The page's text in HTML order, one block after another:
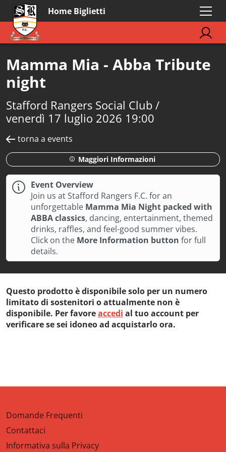
Home Biglietti
Mamma Mia - Abba Tribute
night
Stafford Rangers Social Club /
venerdì 17 luglio 2026 19:00
torna a events
Maggiori Informazioni
Event Overview
Join us at Stafford Rangers F.C. for an
unforgettable Mamma Mia Night packed with
ABBA classics, dancing, entertainment, themed
drinks, raffles, and feel-good summer vibes.
Click on the More Information button for full
details.
Questo prodotto è disponibile solo per un numero
limitato di sostenitori o attualmente non è
disponibile. Per favoreaccedi al tuo account per
verificare se sei idoneo ad acquistarlo ora.
Domande Frequenti
Contattaci
Informativa sulla Privacy